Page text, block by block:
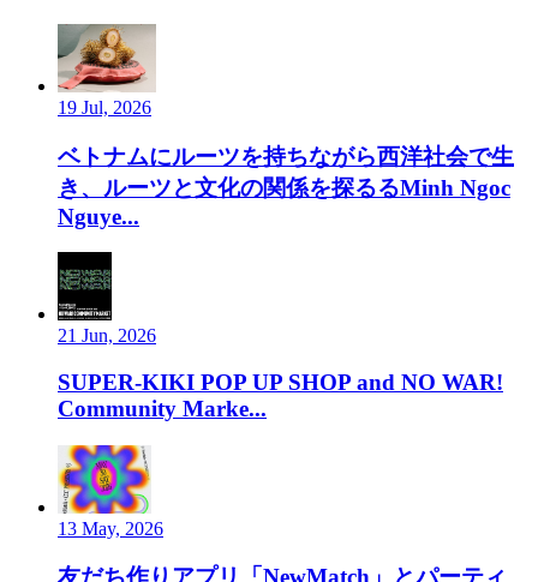
19 Jul, 2026
ベトナムにルーツを持ちながら西洋社会で生
き、ルーツと文化の関係を探るるMinh Ngoc
Nguye...
21 Jun, 2026
SUPER-KIKI POP UP SHOP and NO WAR!
Community Marke...
13 May, 2026